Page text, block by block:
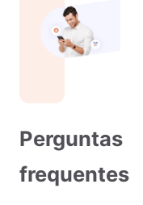
Perguntas
frequentes